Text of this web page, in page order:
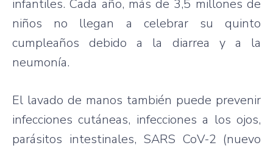
infantiles. Cada año, más de 3,5 millones de
niños no llegan a celebrar su quinto
cumpleaños debido a la diarrea y a la
neumonía.
El lavado de manos también puede prevenir
infecciones cutáneas, infecciones a los ojos,
parásitos intestinales, SARS CoV-2 (nuevo